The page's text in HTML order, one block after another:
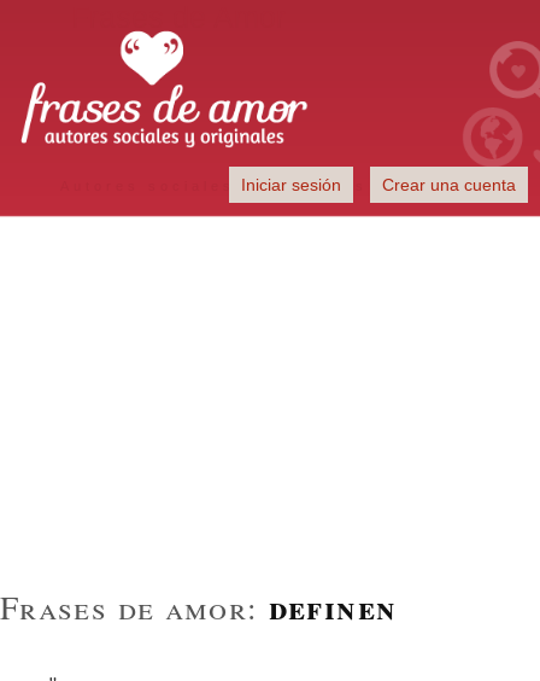
Autores sociales y originales
Iniciar sesión Crear una cuenta
Frases de amor: definen